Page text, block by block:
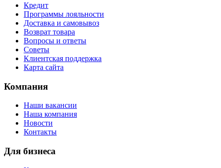
Кредит
Программы лояльности
Доставка и самовывоз
Возврат товара
Вопросы и ответы
Советы
Клиентская поддержка
Карта сайта
Компания
Наши вакансии
Наша компания
Новости
Контакты
Для бизнеса